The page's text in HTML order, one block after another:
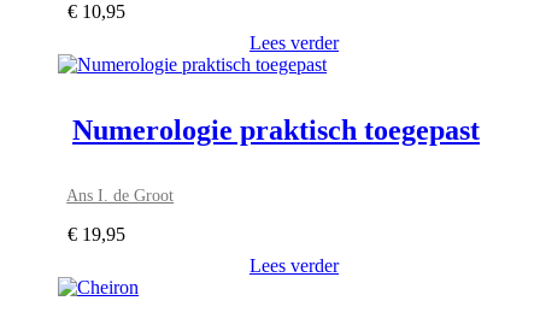
€ 10,95
Lees verder
Numerologie praktisch toegepast
Ans I. de Groot
€ 19,95
Lees verder